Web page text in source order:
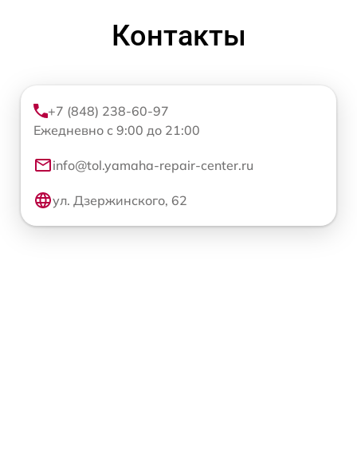
Контакты
+7 (848) 238-60-97
Ежедневно с 9:00 до 21:00
info@tol.yamaha-repair-center.ru
ул. Дзержинского, 62